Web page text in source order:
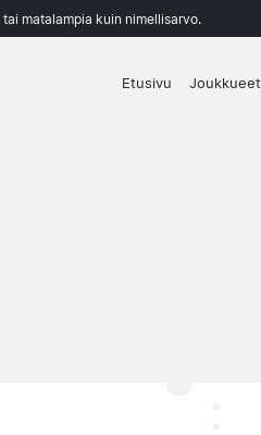
matalampia kuin nimellisarvo.
Etusivu Joukkueet